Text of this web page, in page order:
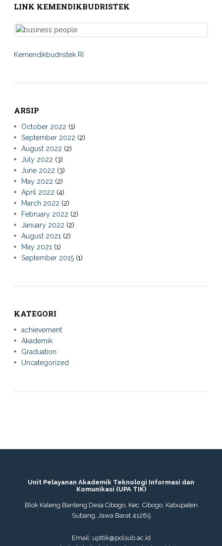
LINK KEMENDIKBUDRISTEK
Kemendikbudristek RI
ARSIP
October 2022 (1)
September 2022 (2)
August 2022 (2)
July 2022 (3)
June 2022 (3)
May 2022 (2)
April 2022 (4)
March 2022 (2)
February 2022 (2)
January 2022 (2)
August 2021 (2)
May 2021 (1)
September 2015(1)
KATEGORI
achievement
Akademik
Graduation
Uncategorized
Unit Pelayanan Akademik Teknologi Informasi dan
Komunikasi (UPA TIK)
Blok Kaleng Banteng Desa Cibogo, Kec. Cibogo, Kabupaten
Subang, Jawa Barat 41285
Email: upttik@polsub.ac.id